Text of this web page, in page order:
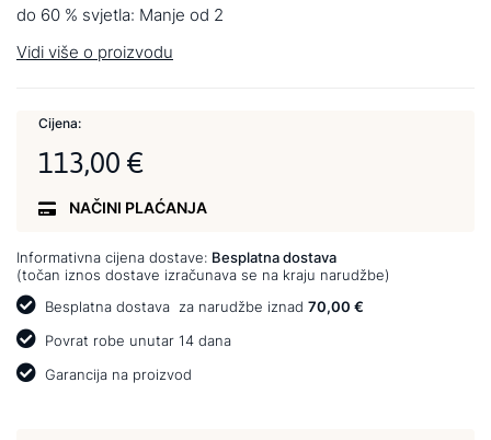
do 60 % svjetla: Manje od 2
Vidi više o proizvodu
Cijena:
113,00 €
NAČINI PLAĆANJA
Informativna cijena dostave: Besplatna dostava
(točan iznos dostave izračunava se na kraju narudžbe)
Besplatna dostava za narudžbe iznad 70,00 €
Povrat robe unutar 14 dana
Garancija na proizvod